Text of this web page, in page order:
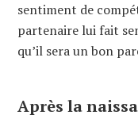
sentiment de
partenaire lui fait
qu’il sera un bon
Après la